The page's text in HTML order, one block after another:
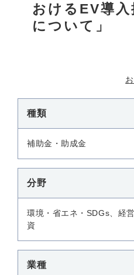
おけるEV導
について」
種類
補助金・助成金
分野
環境・省エネ・SDGs、経
資
業種